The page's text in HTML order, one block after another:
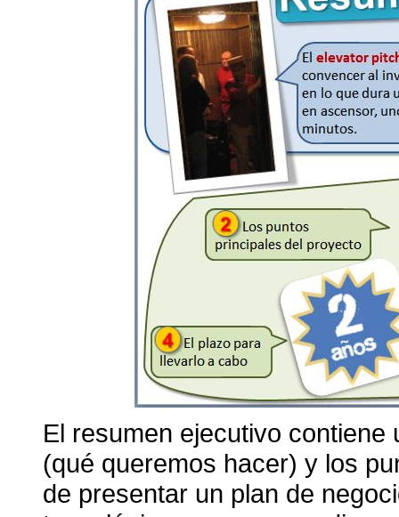
El resumen ejecutivo
(qué queremos hacer) y los
de presentar un plan de